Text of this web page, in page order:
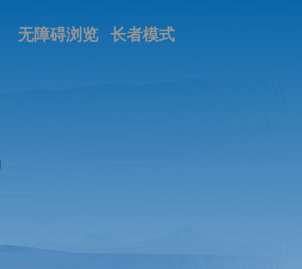
长者模式
无障碍浏览